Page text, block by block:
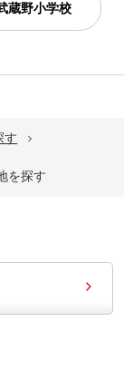
蔵野小学校
す
を探す